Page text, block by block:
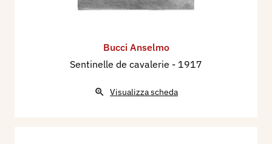
Bucci Anselmo
Sentinelle de cavalerie - 1917
Visualizza scheda